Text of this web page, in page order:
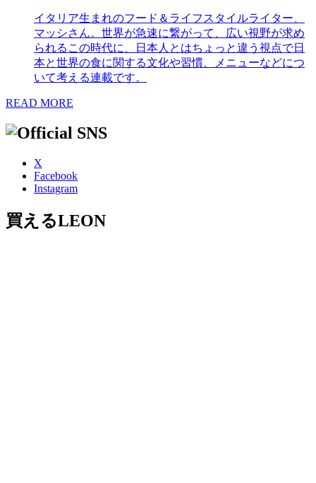
イタリア生まれのフード＆ライフスタイルライター、
マッシさん。世界が急速に繋がって、広い視野が求め
られるこの時代に、日本人とはちょっと違う視点で日
本と世界の食に関する文化や習慣、メニューなどにつ
いて考える連載です。
READ MORE
X
Facebook
Instagram
買えるLEON